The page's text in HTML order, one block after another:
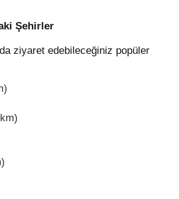
Şehirler
ziyaret edebileceğiniz popüler